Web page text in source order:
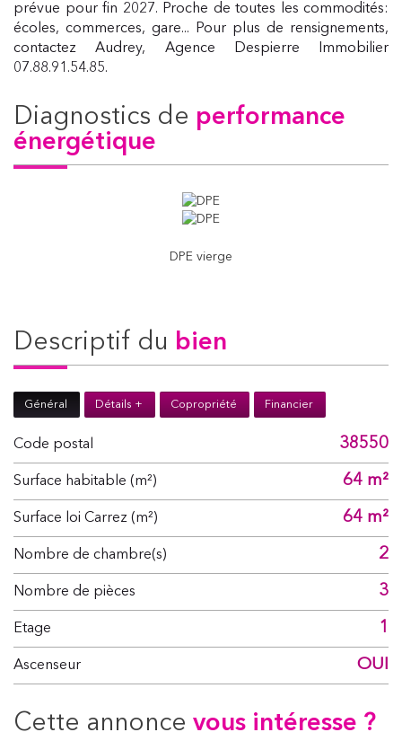
prévue pour fin 2027. Proche de toutes les commodités:
écoles, commerces, gare... Pour plus de rensignements,
contactez Audrey, Agence Despierre Immobilier
07.88.91.54.85.
diagnostics de performance
énergétique
DPE vierge
descriptif du bien
Général Détails + Copropriété Financier
Code postal 38550
Surface habitable (m²) 64 m²
Surface loi Carrez (m²) 64 m²
Nombre de chambre(s) 2
Nombre de pièces 3
Etage 1
Ascenseur OUI
cette annonce vous intéresse ?